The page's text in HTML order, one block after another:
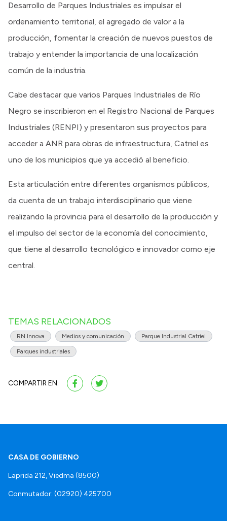
Desarrollo de Parques Industriales es impulsar el
ordenamiento territorial, el agregado de valor a la
producción, fomentar la creación de nuevos puestos de
trabajo y entender la importancia de una localización
común de la industria.
Cabe destacar que varios Parques Industriales de Río
Negro se inscribieron en el Registro Nacional de Parques
Industriales (RENPI) y presentaron sus proyectos para
acceder a ANR para obras de infraestructura, Catriel es
uno de los municipios que ya accedió al beneficio.
Esta articulación entre diferentes organismos públicos,
da cuenta de un trabajo interdisciplinario que viene
realizando la provincia para el desarrollo de la producción y
el impulso del sector de la economía del conocimiento,
que tiene al desarrollo tecnológico e innovador como eje
central.
TEMAS RELACIONADOS
RN Innova Medios y comunicación Parque Industrial Catriel
Parques industriales
COMPARTIR EN:
CASA DE GOBIERNO
Laprida 212, Viedma (8500)
Conmutador: (02920) 425700